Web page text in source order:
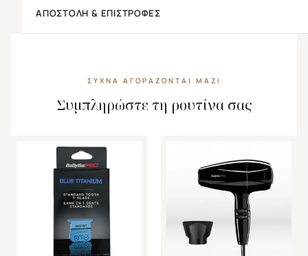
ΑΠΟΣΤΟΛΉ & ΕΠΙΣΤΡΟΦΈΣ
ΣΥΧΝΆ ΑΓΟΡΆΖΟΝΤΑΙ ΜΑΖΊ
Συμπληρώστε τη ρουτίνα σας